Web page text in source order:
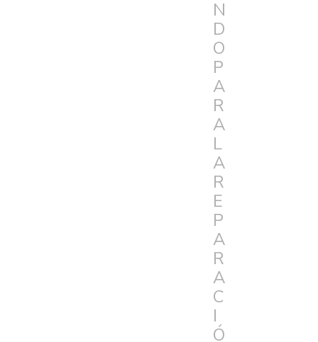
N
D
O
P
A
R
A
L
A
R
E
P
A
R
A
C
I
Ó